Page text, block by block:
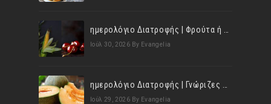
Ιούλ 30, 2026 By Evangelia
Ιούλ 29, 2026 By Evangelia